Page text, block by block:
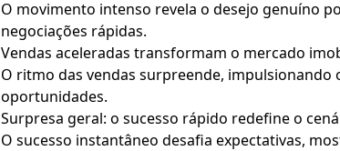
O movimento intenso revela o desejo genuíno
negociações rápidas.
Vendas aceleradas transformam o mercado
O ritmo das vendas surpreende,
oportunidades.
Surpresa geral: o sucesso rápido redefine o
O sucesso instantâneo desafia expectativas,